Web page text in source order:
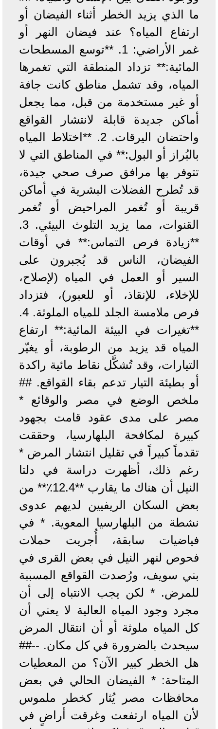
ما الذي يزيد الخطر أثناء الفيضان أو
ارتفاع المياه؟ عند فيضان النهر أو
غمر الأراضي: 1. **توسع المسطحات
المائية:** تزداد المنطقة التي تغمرها
المياه، وقد تشمل مناطق كانت جافة
أو غير مستخدمة من قبل، مما يجعل
أماكن جديدة قابلة لانتشار القواقع
واحتضان اليرقات. 2. **اختلاط المياه
بالبُراز أو البول:** في المناطق التي لا
تتوفر بها مرافق صرف صحي جيدة،
قد تُطرح الفضلات البشرية في أماكن
قريبة أو تُغمر المراحيض أو تُغمر
القنوات، مما يزيد التلوث البيئي. 3.
**زيادة فرص التماس:** في أوقات
الفيضان، الناس قد يُجبرون على
السير أو العمل في المياه (لإصلاح،
للإخلاء، للإنقاذ، أو للعبور)، فتزداد
فرص ملامسة الجلد للمياه الملوثة. 4.
**تغيرات في البيئة المائية:** ارتفاع
المياه قد يزيد من الرطوبة، أو يغيّر
التيارات، وقد تُشكَّل نقاط مائية راكدة
أو بطيئة التيار تدعم بقاء القواقع. ##
ملخص الوضع في مصر والوقائع *
مصر على مدى عقود قامت بجهود
كبيرة لمكافحة البلهارسيا، وحققت
تقدماً كبيراً في تقليل انتشار المرض *
رغم ذلك، أظهرت دراسة في دلتا
النيل أن هناك ما يقارب **12.4٪** من
بعض السكان الريفيين لديهم عدوى
نشطة من البلهارسيا المعوية. * في
فياضيات سابقة، أُجريت حملات
فحوص لنهر النيل في بعض القرى في
بني سويف، ورُصدت القواقع المسببة
للمرض. * لكن يجب الانتباه إلى أن
مجرد وجود المياه العالية لا يعني أن
كل المياه ملوثة أو أن انتقال المرض
سيحدث بالضرورة في كل مكان. --##
هل الخطر كبير الآن؟ من المعطيات
المتاحة: * الفيضان الحالي في بعض
محافظات مصر يُثار كخطر ملموس
لأن المياه ارتفعت وغرقت أراضٍ في